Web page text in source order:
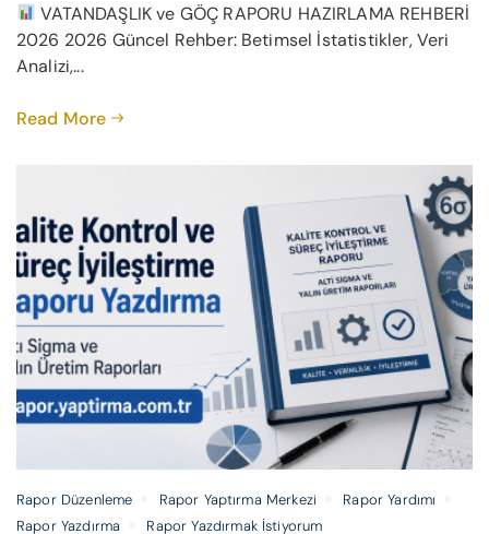
VATANDAŞLIK ve GÖÇ RAPORU HAZIRLAMA REHBERİ
2026 2026 Güncel Rehber: Betimsel İstatistikler, Veri
Analizi,...
Read More
Rapor Düzenleme Rapor Yaptırma Merkezi
Rapor Yardımı
Rapor Yazdırma
Rapor Yazdırmak İstiyorum